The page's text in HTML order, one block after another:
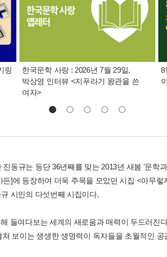
링
한국문학 사랑 : 2026년 7월 29일,
박상영 인터뷰 <지푸라기 왕관을 쓴
여자>
8
동규는 등단 36년째를 맞는 2013년 새봄 '문학
]에 등장하여 더욱 주목을 모았던 시집 <아무렇
시인의 다섯번째 시집이다.
들여다보는 세계의 새로움과 매력이 두드러진
보이는 생생한 생명력이 독자들을 초월적인 공